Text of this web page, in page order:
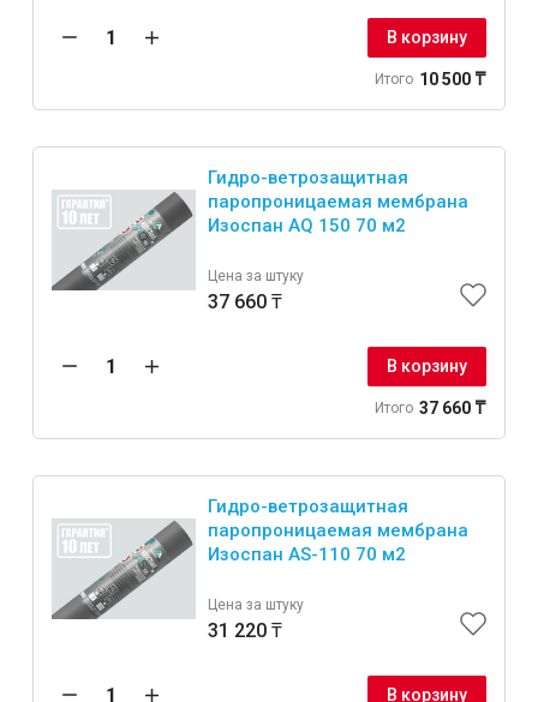
В корзину
Итого 10 500 ₸
Гидро-ветрозащитная
паропроницаемая мембрана
Изоспан AQ 150 70 м2
Цена за штуку
37 660 ₸
В корзину
Итого 37 660 ₸
Гидро-ветрозащитная
паропроницаемая мембрана
Изоспан AS-110 70 м2
Цена за штуку
31 220 ₸
В корзину